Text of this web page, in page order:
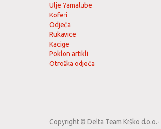
Ulje Yamalube
Koferi
Odjeća
Rukavice
Kacige
Poklon artikli
Otroška odjeća
Copyright © Delta Team Krško d.o.o.-